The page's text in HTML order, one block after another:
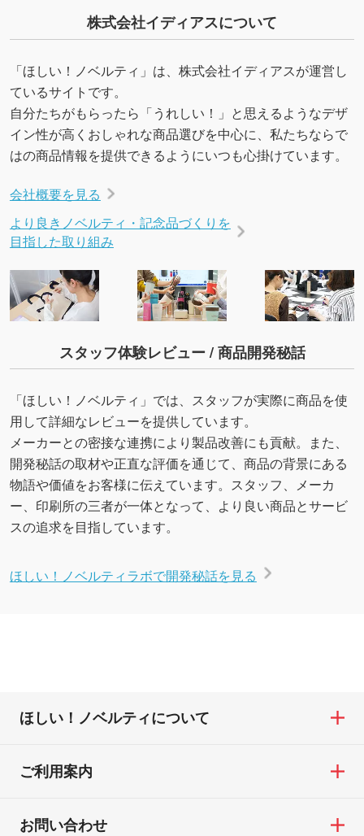
株式会社イディアスについて
「ほしい！ノベルティ」は、株式会社イディアスが運営し
ているサイトです。
自分たちがもらったら「うれしい！」と思えるようなデザ
イン性が高くおしゃれな商品選びを中心に、私たちならで
はの商品情報を提供できるようにいつも心掛けています。
会社概要を見る
より良きノベルティ・記念品づくりを
目指した取り組み
スタッフ体験レビュー / 商品開発秘話
「ほしい！ノベルティ」では、スタッフが実際に商品を使
用して詳細なレビューを提供しています。
メーカーとの密接な連携により製品改善にも貢献。また、
開発秘話の取材や正直な評価を通じて、商品の背景にある
物語や価値をお客様に伝えています。スタッフ、メーカ
ー、印刷所の三者が一体となって、より良い商品とサービ
スの追求を目指しています。
ほしい！ノベルティラボで開発秘話を見る
ほしい！ノベルティについて
ご利用案内
お問い合わせ